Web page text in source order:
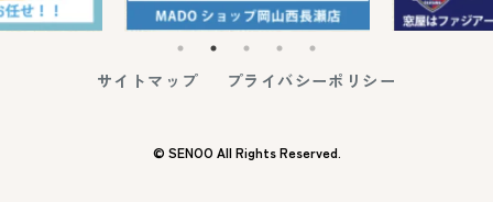
サイトマップ プライバシーポリシー
© SENOO All Rights Reserved.